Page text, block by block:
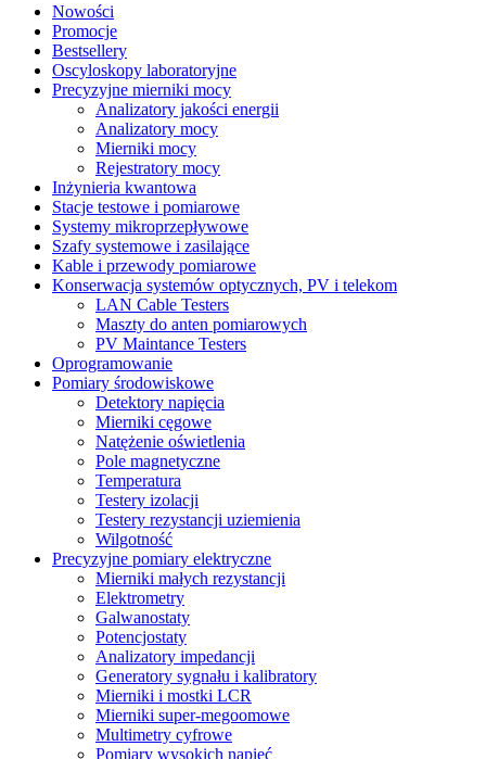
Nowości
Promocje
Bestsellery
Oscyloskopy laboratoryjne
Precyzyjne mierniki mocy
Analizatory jakości energii
Analizatory mocy
Mierniki mocy
Rejestratory mocy
Inżynieria kwantowa
Stacje testowe i pomiarowe
Systemy mikroprzepływowe
Szafy systemowe i zasilające
Kable i przewody pomiarowe
Konserwacja systemów optycznych, PV i telekom
LAN Cable Testers
Maszty do anten pomiarowych
PV Maintance Testers
Oprogramowanie
Pomiary środowiskowe
Detektory napięcia
Mierniki cęgowe
Natężenie oświetlenia
Pole magnetyczne
Temperatura
Testery izolacji
Testery rezystancji uziemienia
Wilgotność
Precyzyjne pomiary elektryczne
Mierniki małych rezystancji
Elektrometry
Galwanostaty
Potencjostaty
Analizatory impedancji
Generatory sygnału i kalibratory
Mierniki i mostki LCR
Mierniki super-megoomowe
Multimetry cyfrowe
Pomiary wysokich napięć